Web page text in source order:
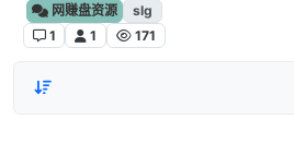
网赚盘资源
slg
1
1 171